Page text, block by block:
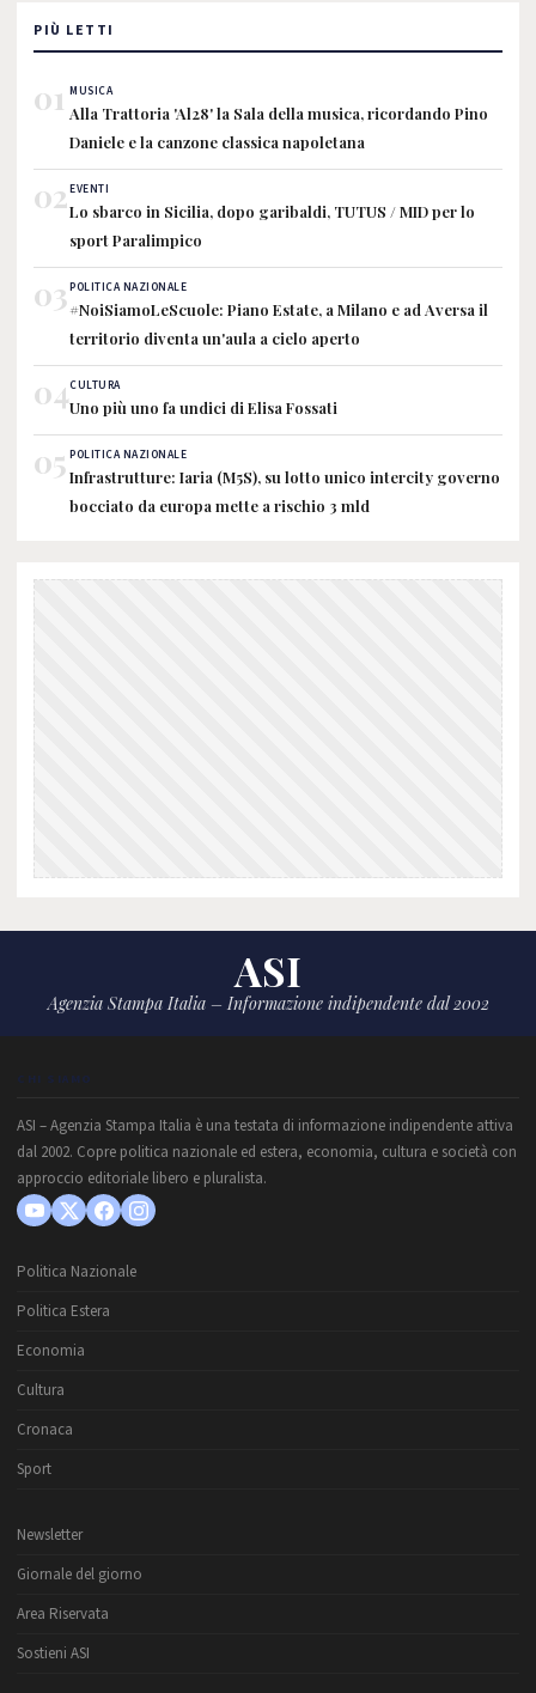
PIÙ LETTI
01 MUSICA
Alla Trattoria 'Al28' la Sala della musica, ricordando Pino
Daniele e la canzone classica napoletana
02EVENTI
Lo sbarco in Sicilia, dopo garibaldi, TUTUS / MID per lo
sport Paralimpico
03POLITICA NAZIONALE
#NoiSiamoLeScuole: Piano Estate, a Milano e ad Aversa il
territorio diventa un'aula a cielo aperto
04CULTURA
Uno più uno fa undici di Elisa Fossati
05 POLITICA NAZIONALE
Infrastrutture: Iaria (M5S), su lotto unico intercity governo
bocciato da europa mette a rischio 3 mld
ASI
Agenzia Stampa Italia – Informazione indipendente dal 2002
CHI SIAMO
ASI – Agenzia Stampa Italia è una testata di informazione indipendente attiva
dal 2002. Copre politica nazionale ed estera, economia, cultura e società con
approccio editoriale libero e pluralista.
Politica Nazionale
Politica Estera
Economia
Cultura
Cronaca
Sport
Newsletter
Giornale del giorno
Area Riservata
Sostieni ASI